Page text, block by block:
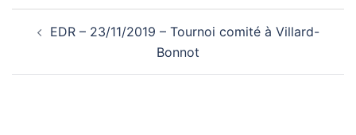
d’articleEDR – 23/11/2019 – Tournoi comité à Villard-
Bonnot